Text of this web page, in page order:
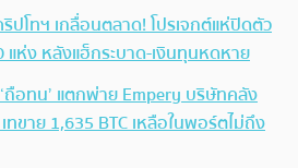
ปโทฯ เกลื่อนตลาด! โปรเจกต์แห่ปิดตัว
แห่ง หลังแฮ็กระบาด-เงินทุนหดหาย
ถือทน’ แตกพ่าย Empery บริษัทคลัง
ทขาย 1,635 BTC เหลือในพอร์ตไม่ถึง